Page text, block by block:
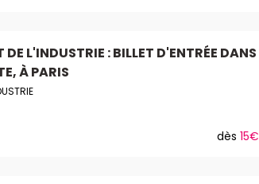
DE L'INDUSTRIE : BILLET D'ENTRÉE DANS
À PARIS
dès 15€